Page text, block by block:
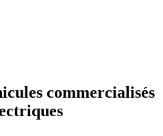
commercialisés